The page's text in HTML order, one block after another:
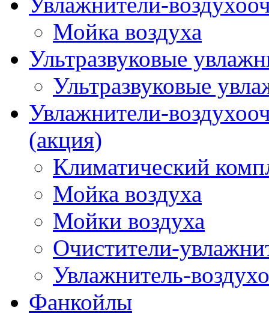
Мойка воздуха
Ультразвуковые
Ультразвуковые
Увлажнители-
(акция)
Климатический
Мойка воздуха
Мойки воздуха
Очистители-
Увлажнитель-
Фанкойлы